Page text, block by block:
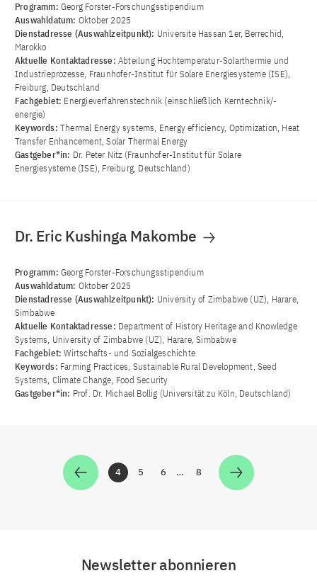
Programm: Georg Forster-Forschungsstipendium
Auswahldatum: Oktober 2025
Dienstadresse (Auswahlzeitpunkt): Universite Hassan 1er, Berrechid,
Marokko
Aktuelle Kontaktadresse: Abteilung Hochtemperatur-Solarthermie und
Industrieprozesse, Fraunhofer-Institut für Solare Energiesysteme (ISE),
Freiburg, Deutschland
Fachgebiet: Energieverfahrenstechnik (einschließlich Kerntechnik/-
energie)
Keywords: Thermal Energy systems, Energy efficiency, Optimization, Heat
Transfer Enhancement, Solar Thermal Energy
Gastgeber*in: Dr. Peter Nitz (Fraunhofer-Institut für Solare
Energiesysteme (ISE), Freiburg, Deutschland)
Dr. Eric Kushinga Makombe
Programm: Georg Forster-Forschungsstipendium
Auswahldatum: Oktober 2025
Dienstadresse (Auswahlzeitpunkt): University of Zimbabwe (UZ), Harare,
Simbabwe
Aktuelle Kontaktadresse: Department of History Heritage and Knowledge
Systems, University of Zimbabwe (UZ), Harare, Simbabwe
Fachgebiet:Wirtschafts- und Sozialgeschichte
Keywords: Farming Practices, Sustainable Rural Development, Seed
Systems, Climate Change, Food Security
Gastgeber*in: Prof. Dr. Michael Bollig (Universität zu Köln, Deutschland)
Zur Seite
4 Zur Seite
5 Zur Seite
6 … Zur Seite
8
Newsletter abonnieren